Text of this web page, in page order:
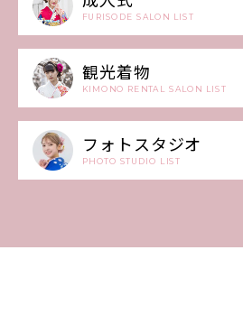
FURISODE SALON LIST
観光着物
KIMONO RENTAL SALON LIST
フォトスタジオ
PHOTO STUDIO LIST